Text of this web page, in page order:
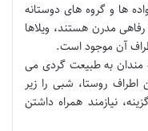
ها و گروه های دوستانه
مدرن هستند، ویلاها
آن موجود است.
مندان به طبیعت گردی می
اطراف روستا، شبی را زیر
نیازمند همراه داشتن